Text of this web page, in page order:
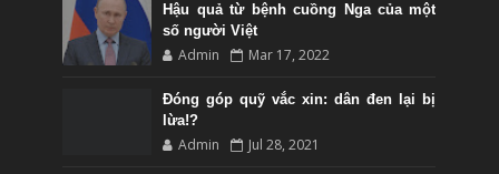
Hậu quả từ bệnh cuồng Nga của một
số người Việt
Admin Mar 17, 2022
Đóng góp quỹ vắc xin: dân đen lại bị
lừa!?
Admin Jul 28, 2021